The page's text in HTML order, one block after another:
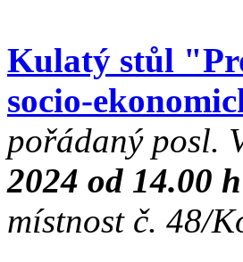
Kulatý stůl
socio-
pořádaný posl.
2024 od 14.00 h
místnost č. 48/